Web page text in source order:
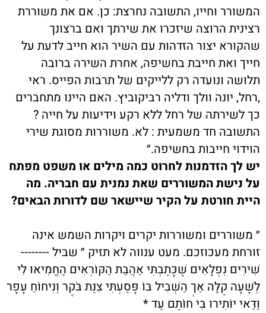
המשורר וחייו, התשובה נחרצת: כן. אם את משוררת
רצינית הרוצה שיזכרו את שירתך ואם ברצונך
שהקורא יצור הזדהות עם השיר הוא חייב לדעת על
חייך ואת חייבת בחשיפה, אחרת השירה ברובה
תלושה ונועדה רק ללייקים של תרבות הפייס. ראי
,רחל, יונה וולך ודליה רביקוביץ. האם היינו מתחברים
כך לשירתה של רחל ללא רקע וידיעות על חייה ?
התשובה חד משמעית : לא. משוררות מסוגת שירי
הוידוי חייבות בחשיפה.״
יש לך הזדמנות לחרוט כמה מילים או משפט מפתח
על נישת המשוררים שאת נמנית עם חבריה. מה
היית חורטת על הקיר שיישאר שם לדורות הבאים?
״ משוררים ומשוררות יקרים ויקרות השמש אינה
זורחת מעכוזכם. מעט ענווה לא תזיק ״ שביל --------
שִׁירִים נִפְלָאִים שֶׁכָּתַבְתִּי אַהֲבַת הַקּוֹרְאִים הֶחֱמִיאוּ לִי
לְשָׁעָה קַלָּה אַךְ הַשְּׁבִיל בּוֹ פָּסַעְתִּי צִנַּת בֹּקֶר וְנִיחוֹחַ עָפָר
וַדַּאי יוֹתִירוּ בִּי חוֹתַם עַד *